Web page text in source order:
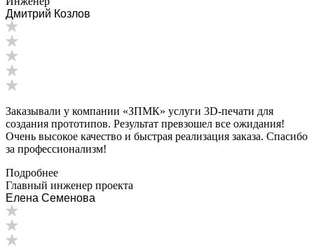
Дмитрий Козлов
Заказывали у компании «ЗПМК» услуги 3D-печати для
создания прототипов. Результат превзошел все ожидания!
Очень высокое качество и быстрая реализация заказа. Спасибо
за профессионализм!
Подробнее
Главный инженер проекта
Елена Семенова